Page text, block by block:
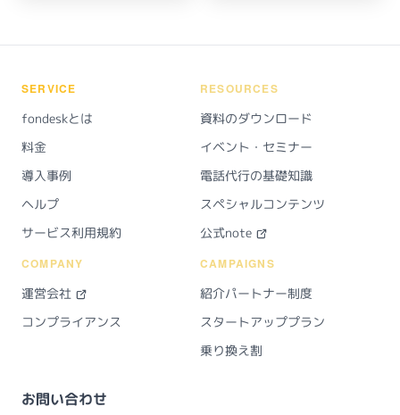
SERVICE
fondeskとは
料金
導入事例
ヘルプ
サービス利用規約
RESOURCES
資料のダウンロード
イベント・セミナー
電話代行の基礎知識
スペシャルコンテンツ
公式note
COMPANY
運営会社
コンプライアンス
CAMPAIGNS
紹介パートナー制度
スタートアッププラン
乗り換え割
お問い合わせ